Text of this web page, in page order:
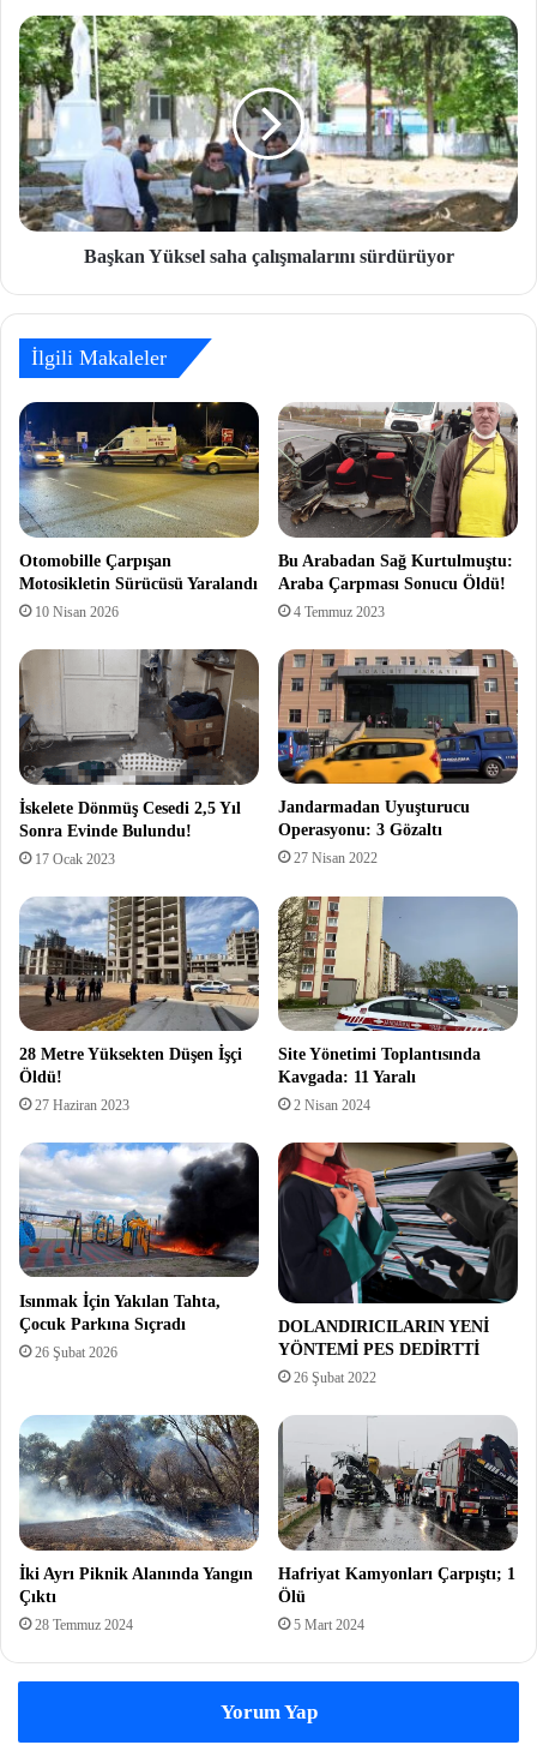
Başkan Yüksel saha çalışmalarını sürdürüyor
İlgili Makaleler
Otomobille Çarpışan
Motosikletin Sürücüsü Yaralandı
10 Nisan 2026
Bu Arabadan Sağ Kurtulmuştu:
Araba Çarpması Sonucu Öldü!
4 Temmuz 2023
İskelete Dönmüş Cesedi 2,5 Yıl
Sonra Evinde Bulundu!
17 Ocak 2023
Jandarmadan Uyuşturucu
Operasyonu: 3 Gözaltı
27 Nisan 2022
28 Metre Yüksekten Düşen İşçi
Öldü!
27 Haziran 2023
Site Yönetimi Toplantısında
Kavgada: 11 Yaralı
2 Nisan 2024
Isınmak İçin Yakılan Tahta,
Çocuk Parkına Sıçradı
26 Şubat 2026
DOLANDIRICILARIN YENİ
YÖNTEMİ PES DEDİRTTİ
26 Şubat 2022
İki Ayrı Piknik Alanında Yangın
Çıktı
28 Temmuz 2024
Hafriyat Kamyonları Çarpıştı; 1
Ölü
5 Mart 2024
Yorum Yap